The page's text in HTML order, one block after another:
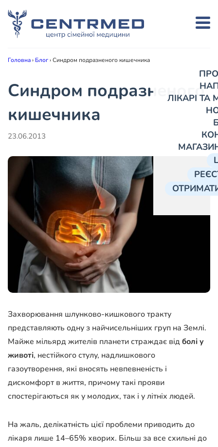
ЛІКАРІ
Головна› Блог›Синдром подразненого кишечника
Синдром подразненого
кишечника
23.06.2013
Захворювання шлунково-кишкового тракту
представляють одну з найчисельніших груп на Землі.
Майже мільярд жителів планети страждає відболі у
животі, нестійкого стулу, надлишкового
газоутворення, які вносять невпевненість і
дискомфорт в життя, причому такі прояви
спостерігаються як у молодих, так і у літніх людей.
На жаль, делікатність цієї проблеми приводить до
лікаря лише 14–65% хворих. Більш за все схильні до